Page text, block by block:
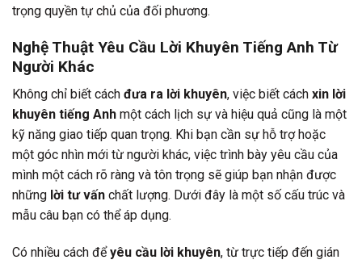
trọng quyền tự chủ của đối phương.
Nghệ Thuật Yêu Cầu Lời Khuyên Tiếng Anh Từ
Người Khác
Không chỉ biết cách đưa ra lời khuyên, việc biết cách xin lời
khuyên tiếng Anh một cách lịch sự và hiệu quả cũng là một
kỹ năng giao tiếp quan trọng. Khi bạn cần sự hỗ trợ hoặc
một góc nhìn mới từ người khác, việc trình bày yêu cầu của
mình một cách rõ ràng và tôn trọng sẽ giúp bạn nhận được
những lời tư vấn chất lượng. Dưới đây là một số cấu trúc và
mẫu câu bạn có thể áp dụng.
Có nhiều cách đểyêu cầu lời khuyên, từ trực tiếp đến gián